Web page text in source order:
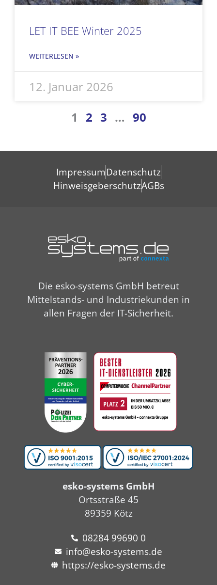
LET IT BEE Winter 2025
WEITERLESEN »
12. Januar 2026
1 2 3 … 90
ImpressumDatenschutz
HinweisgeberschutzAGBs
Die esko-systems GmbH betreut
Mittelstands- und Industriekunden in
allen Fragen der IT-Sicherheit.
esko-systems GmbH
Ortsstraße 45
89359 Kötz
08284 99690 0
info@esko-systems.de
https://esko-systems.de